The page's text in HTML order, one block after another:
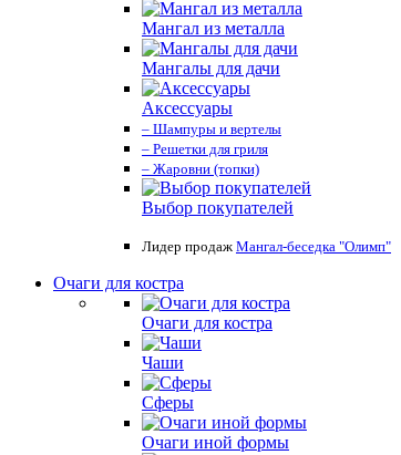
Мангал из металла
Мангалы для дачи
Аксессуары
– Шампуры и вертелы
– Решетки для гриля
– Жаровни (топки)
Выбор покупателей
Лидер продаж Мангал-беседка "Олимп"
Очаги для костра
Очаги для костра
Чаши
Сферы
Очаги иной формы